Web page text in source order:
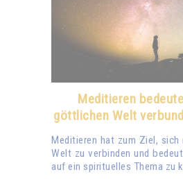
Meditieren
göttlichen Welt
Meditieren hat zum Ziel, sich
Welt zu verbinden und
auf ein spirituelles Thema zu